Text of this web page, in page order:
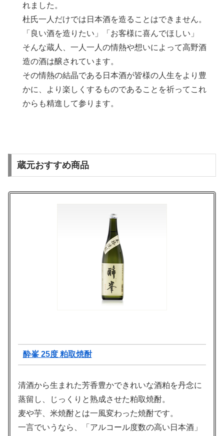
れました。
杜氏一人だけでは日本酒を造ることはできません。
「良い酒を造りたい」「お客様に喜んでほしい」
そんな蔵人、一人一人の情熱や想いによって高野酒
造の酒は醸されています。
その情熱の結晶である日本酒が皆様の人生をより豊
かに、より楽しくするものであることを祈ってこれ
からも精進して参ります。
蔵元おすすめ商品
酔峯 25度 粕取焼酎
清酒から生まれた芳香豊かできれいな酒粕を丹念に
蒸留し、じっくりと熟成させた粕取焼酎。
麦や芋、米焼酎とは一風変わった焼酎です。
一言でいうなら、「アルコール度数の高い日本酒」